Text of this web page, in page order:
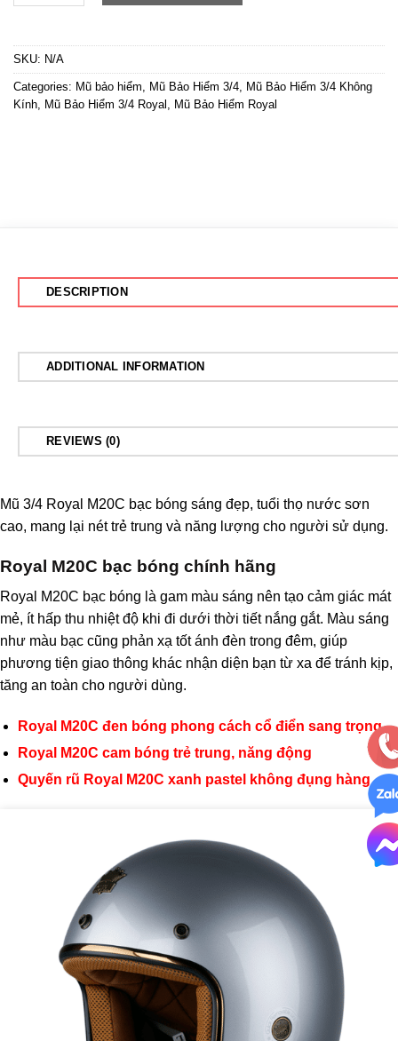
SKU: N/A
Categories: Mũ bảo hiểm, Mũ Bảo Hiểm 3/4, Mũ Bảo Hiểm 3/4 Không
Kính, Mũ Bảo Hiểm 3/4 Royal , Mũ Bảo Hiểm Royal
DESCRIPTION
ADDITIONAL INFORMATION
REVIEWS (0)
Mũ 3/4 Royal M20C bạc bóng sáng đẹp, tuổi thọ nước sơn
cao, mang lại nét trẻ trung và năng lượng cho người sử dụng.
Royal M20C bạc bóng chính hãng
Royal M20C bạc bóng là gam màu sáng nên tạo cảm giác mát
mẻ, ít hấp thu nhiệt độ khi đi dưới thời tiết nắng gắt. Màu sáng
như màu bạc cũng phản xạ tốt ánh đèn trong đêm, giúp
phương tiện giao thông khác nhận diện bạn từ xa để tránh kịp,
tăng an toàn cho người dùng.
Royal M20C đen bóng phong cách cổ điển sang trọng
Royal M20C cam bóng trẻ trung, năng động
Quyến rũ Royal M20C xanh pastel không đụng hàng